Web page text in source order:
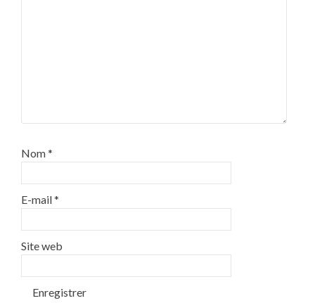
Nom*
E-mail*
Site web
Enregistrer